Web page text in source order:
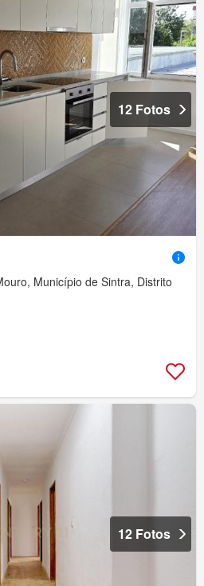
12 Fotos
Município de Sintra, Distrito
12 Fotos